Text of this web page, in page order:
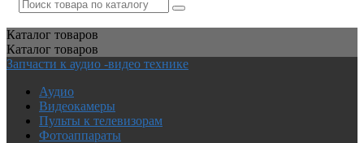
Каталог товаров
Каталог товаров
Запчасти к аудио -видео технике
Аудио
Видеокамеры
Пульты к телевизорам
Фотоаппараты